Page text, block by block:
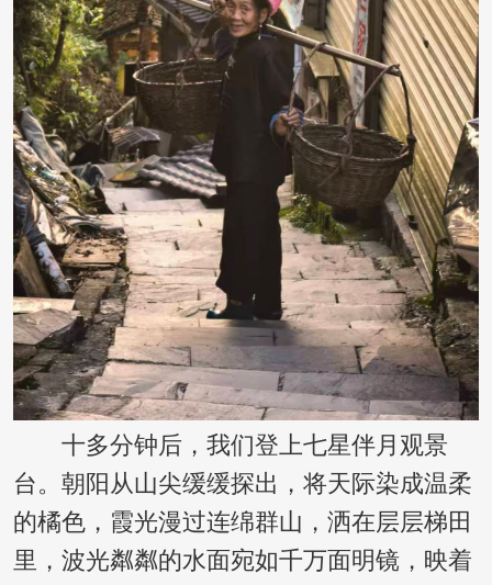
十多分钟后，我们登上七星伴月观景
台。朝阳从山尖缓缓探出，将天际染成温柔
的橘色，霞光漫过连绵群山，洒在层层梯田
里，波光粼粼的水面宛如千万面明镜，映着